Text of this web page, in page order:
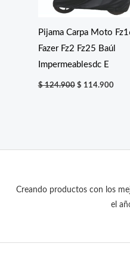
Pijama Carpa Moto
Fazer Fz2 Fz25 Baúl
Impermeablesdc E
$124.900 El
$ 114.900El
Creando productos con los
el